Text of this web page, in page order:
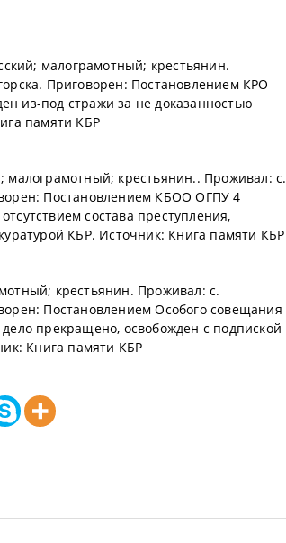
малограмотный; крестьянин.
Приговорен: Постановлением КРО
из-под стражи за не доказанностью
памяти КБР
малограмотный; крестьянин.. Проживал: с.
Постановлением КБОО ОГПУ 4
состава преступления,
КБР. Источник: Книга памяти КБР
крестьянин. Проживал: с.
Постановлением Особого совещания
прекращено, освобожден с подпиской
Книга памяти КБР